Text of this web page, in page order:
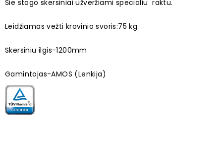
Šie stogo skersiniai užveržiami specialiu raktu.
Leidžiamas vežti krovinio svoris:75 kg.
Skersiniu ilgis-1200mm
Gamintojas-AMOS (Lenkija)